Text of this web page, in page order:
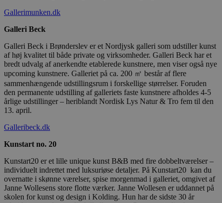
Gallerimunken.dk
Galleri Beck
Galleri Beck i Brønderslev er et Nordjysk galleri som udstiller kunst
af høj kvalitet til både private og virksomheder. Galleri Beck har et
bredt udvalg af anerkendte etablerede kunstnere, men viser også nye
upcoming kunstnere. Galleriet på ca. 200 ㎡ består af flere
sammenhængende udstillingsrum i forskellige størrelser. Foruden
den permanente udstilling af galleriets faste kunstnere afholdes 4-5
årlige udstillinger – heriblandt Nordisk Lys Natur & Tro fem til den
13. april.
Galleribeck.dk
Kunstart no. 20
Kunstart20 er et lille unique kunst B&B med fire dobbeltværelser –
individuelt indrettet med luksuriøse detaljer. På Kunstart20 kan du
overnatte i skønne værelser, spise morgenmad i galleriet, omgivet af
Janne Wollesens store flotte værker. Janne Wollesen er uddannet på
skolen for kunst og design i Kolding. Hun har de sidste 30 år